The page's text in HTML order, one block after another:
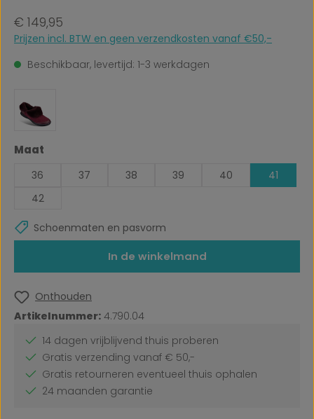
Normale prijs:
€ 149,95
Prijzen incl. BTW en geen verzendkosten vanaf €50,-
Beschikbaar, levertijd: 1-3 werkdagen
Selecteer
Maat
36 37 38 39 40
41
42
Schoenmaten en pasvorm
In de winkelmand
Onthouden
Artikelnummer: 4.790.04
14 dagen vrijblijvend thuis proberen
Gratis verzending vanaf € 50,-
Gratis retourneren eventueel thuis ophalen
24 maanden garantie